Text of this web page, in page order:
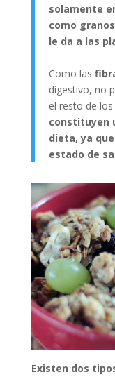
solamente
como
le da a las
Como las
digestivo, no
el resto de
constituyen
dieta, ya
estado de
Existen dos